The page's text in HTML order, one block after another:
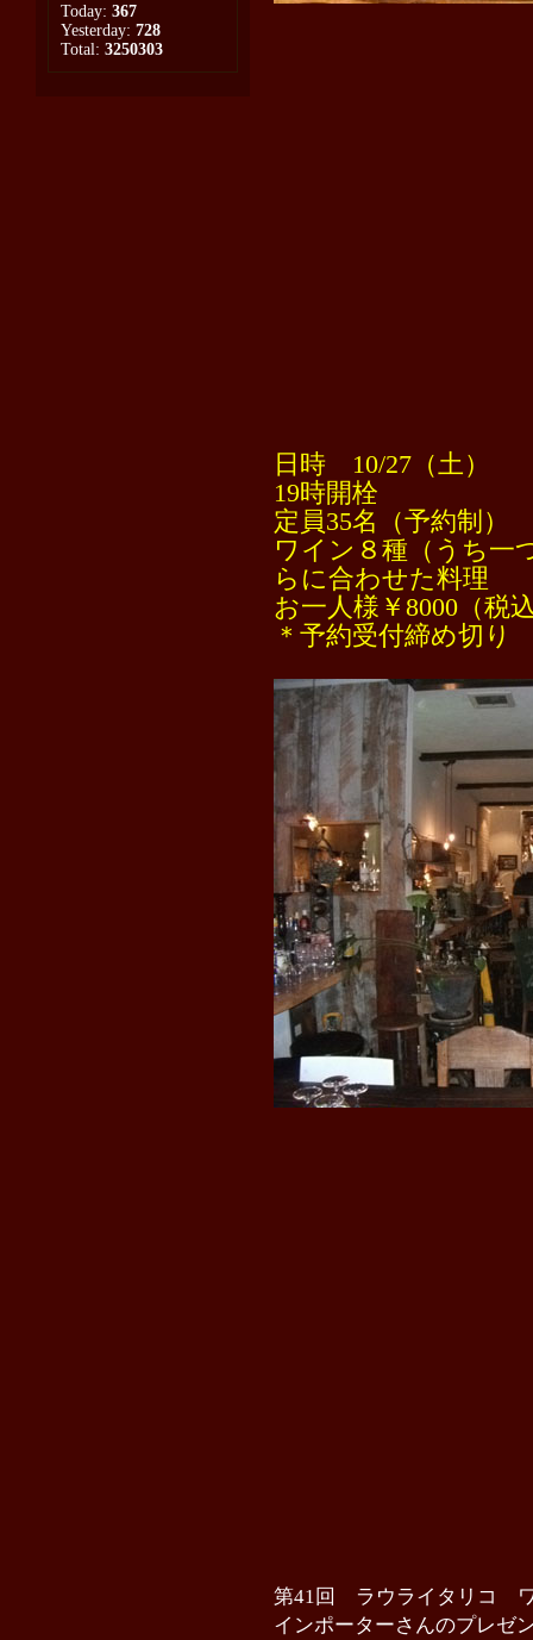
日時 10/27（土）
19時開栓
定員35名（予約制）
ワイン８種（うち一
らに合わせた料理
お一人様￥8000（税
＊予約受付締め切り
第41回 ラウライタリコ
インポーターさんのプレゼ
Today: 367
Yesterday: 728
Total: 3250303